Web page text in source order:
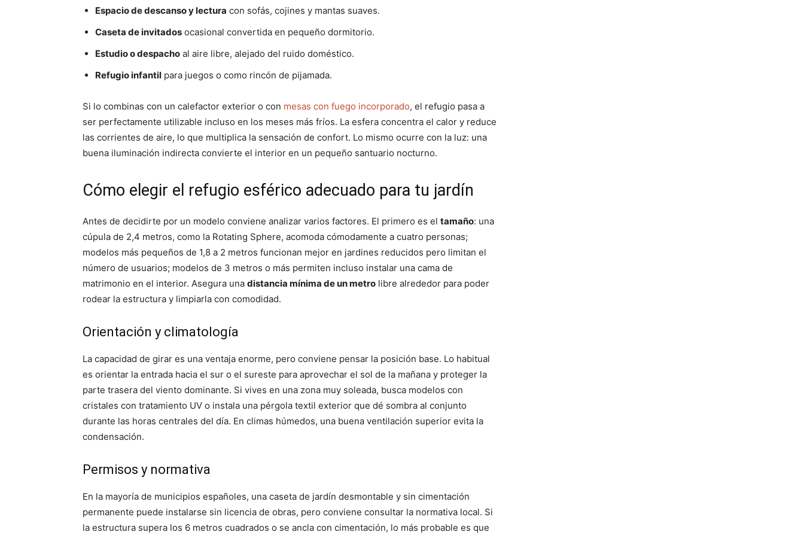
Espacio de descanso y lectura con sofás, cojines y mantas suaves.
Caseta de invitados ocasional convertida en pequeño dormitorio.
Estudio o despacho al aire libre, alejado del ruido doméstico.
Refugio infantil para juegos o como rincón de pijamada.
Si lo combinas con un calefactor exterior o con mesas con fuego incorporado, el refugio pasa a
ser perfectamente utilizable incluso en los meses más fríos. La esfera concentra el calor y reduce
las corrientes de aire, lo que multiplica la sensación de confort. Lo mismo ocurre con la luz: una
buena iluminación indirecta convierte el interior en un pequeño santuario nocturno.
Cómo elegir el refugio esférico adecuado para tu jardín
Antes de decidirte por un modelo conviene analizar varios factores. El primero es el tamaño: una
cúpula de 2,4 metros, como la Rotating Sphere, acomoda cómodamente a cuatro personas;
modelos más pequeños de 1,8 a 2 metros funcionan mejor en jardines reducidos pero limitan el
número de usuarios; modelos de 3 metros o más permiten incluso instalar una cama de
matrimonio en el interior. Asegura una distancia mínima de un metro libre alrededor para poder
rodear la estructura y limpiarla con comodidad.
Orientación y climatología
La capacidad de girar es una ventaja enorme, pero conviene pensar la posición base. Lo habitual
es orientar la entrada hacia el sur o el sureste para aprovechar el sol de la mañana y proteger la
parte trasera del viento dominante. Si vives en una zona muy soleada, busca modelos con
cristales con tratamiento UV o instala una pérgola textil exterior que dé sombra al conjunto
durante las horas centrales del día. En climas húmedos, una buena ventilación superior evita la
condensación.
Permisos y normativa
En la mayoría de municipios españoles, una caseta de jardín desmontable y sin cimentación
permanente puede instalarse sin licencia de obras, pero conviene consultar la normativa local. Si
la estructura supera los 6 metros cuadrados o se ancla con cimentación, lo más probable es que